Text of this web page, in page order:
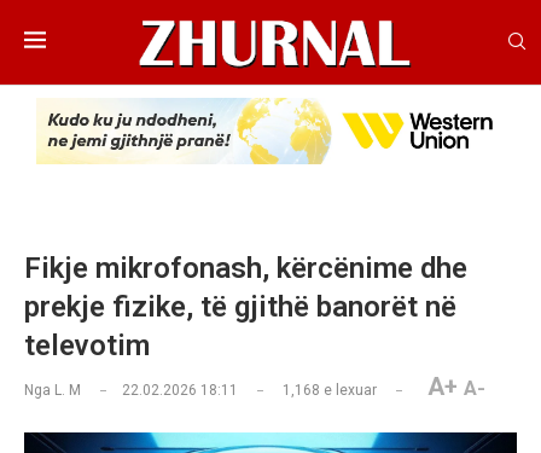
Fikje mikrofonash, kërcënime dhe
prekje fizike, të gjithë banorët në
televotim
Nga L. M 22.02.2026 18:11 1,168 e lexuar A+ A-